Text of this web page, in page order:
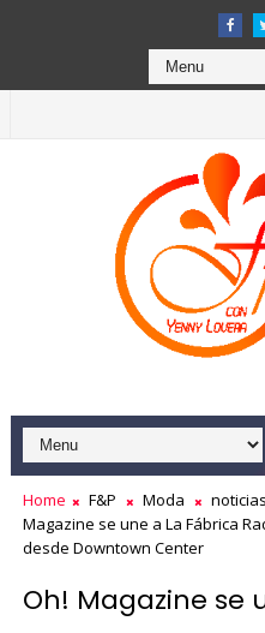
Home F&P Moda noticias
Magazine se une a La Fábrica
desde Downtown Center
Oh! Magazine se